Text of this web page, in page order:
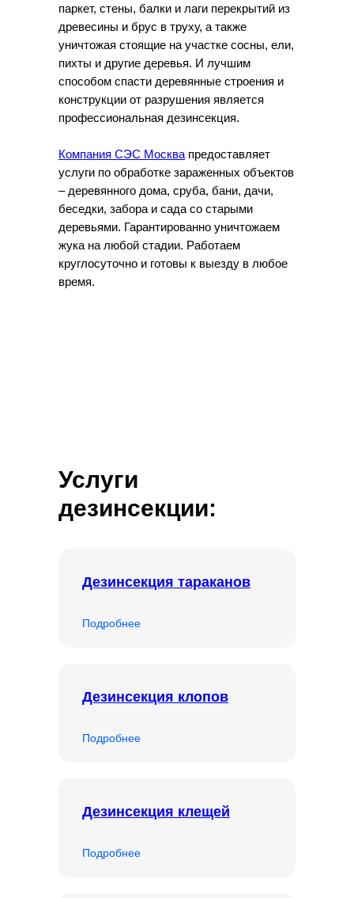
паркет, стены, балки и лаги перекрытий из
древесины и брус в труху, а также
уничтожая стоящие на участке сосны, ели,
пихты и другие деревья. И лучшим
способом спасти деревянные строения и
конструкции от разрушения является
профессиональная дезинсекция.
Компания СЭС Москва предоставляет
услуги по обработке зараженных объектов
– деревянного дома, сруба, бани, дачи,
беседки, забора и сада со старыми
деревьями. Гарантированно уничтожаем
жука на любой стадии. Работаем
круглосуточно и готовы к выезду в любое
время.
Услуги
дезинсекции:
Дезинсекция тараканов
Подробнее
Дезинсекция клопов
Подробнее
Дезинсекция клещей
Подробнее